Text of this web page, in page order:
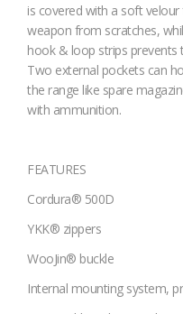
is covered with a soft
weapon from scratches,
hook & loop strips
Two external pockets can
the range like spare
with ammunition.
FEATURES
Cordura® 500D
YKK® zippers
WooJin® buckle
Internal mounting system,